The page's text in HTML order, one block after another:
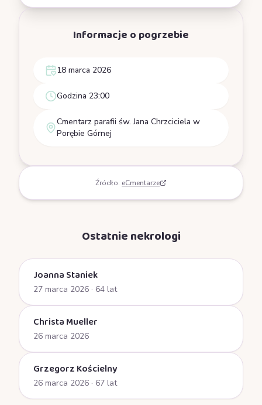
Informacje o pogrzebie
18 marca 2026
Godzina 23:00
Cmentarz parafii św. Jana Chrzciciela w
Porębie Górnej
Źródło: eCmentarze
Ostatnie nekrologi
Joanna Staniek
27 marca 2026 · 64 lat
Christa Mueller
26 marca 2026
Grzegorz Kościelny
26 marca 2026 · 67 lat